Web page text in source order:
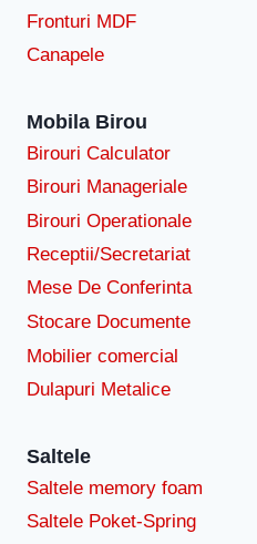
Fronturi MDF
Canapele
Mobila Birou
Birouri Calculator
Birouri Manageriale
Birouri Operationale
Receptii/Secretariat
Mese De Conferinta
Stocare Documente
Mobilier comercial
Dulapuri Metalice
Saltele
Saltele memory foam
Saltele Poket-Spring